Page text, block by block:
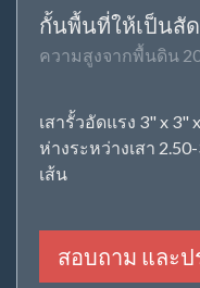
กั้นพื้นที่ให้เป็นสั
ความสูงจากพื้นดิน
เสารั้วอัดแรง 3" x 3"
ห่างระหว่างเสา
เส้น
สอบถาม และป